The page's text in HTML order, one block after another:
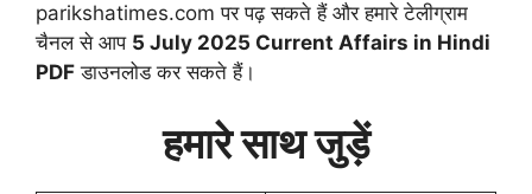
parikshatimes.com पर पढ़ सकते हैं और हमारे टेलीग्राम
चैनल से आप 5 July 2025 Current Affairs in Hindi
PDF डाउनलोड कर सकते हैं।
हमारे साथ जुड़ें